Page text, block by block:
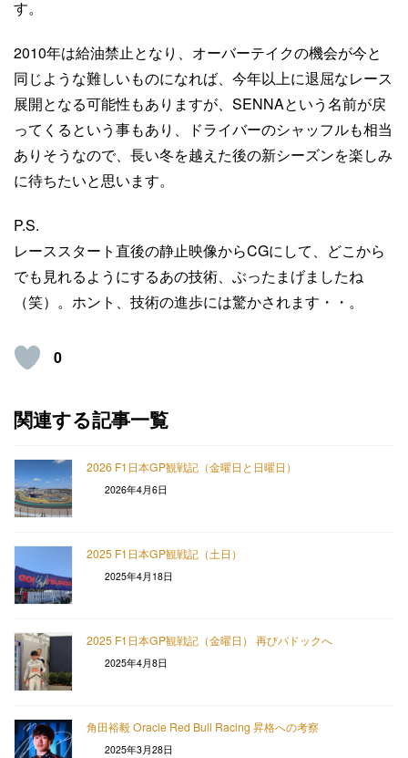
す。
2010年は給油禁止となり、オーバーテイクの機会が今と
同じような難しいものになれば、今年以上に退屈なレース
展開となる可能性もありますが、SENNAという名前が戻
ってくるという事もあり、ドライバーのシャッフルも相当
ありそうなので、長い冬を越えた後の新シーズンを楽しみ
に待ちたいと思います。
P.S.
レーススタート直後の静止映像からCGにして、どこから
でも見れるようにするあの技術、ぶったまげましたね
（笑）。ホント、技術の進歩には驚かされます・・。
0
関連する記事一覧
2026 F1日本GP観戦記（金曜日と日曜日）
2026年4月6日
2025 F1日本GP観戦記（土日）
2025年4月18日
2025 F1日本GP観戦記（金曜日） 再びパドックへ
2025年4月8日
角田裕毅 Oracle Red Bull Racing 昇格への考察
2025年3月28日